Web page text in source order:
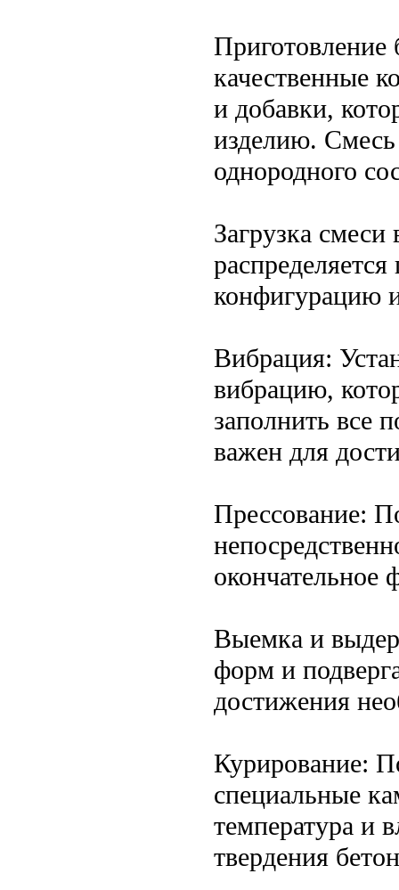
Приготовление
качественные
и добавки,
изделию.
однородного
Загрузка
конфигурацию
Вибрация:
вибрацию,
заполнить все
важен для
Прессование:
окончательное
Выемка и
форм и
достижения
Курирование:
специальные
температура и
твердения